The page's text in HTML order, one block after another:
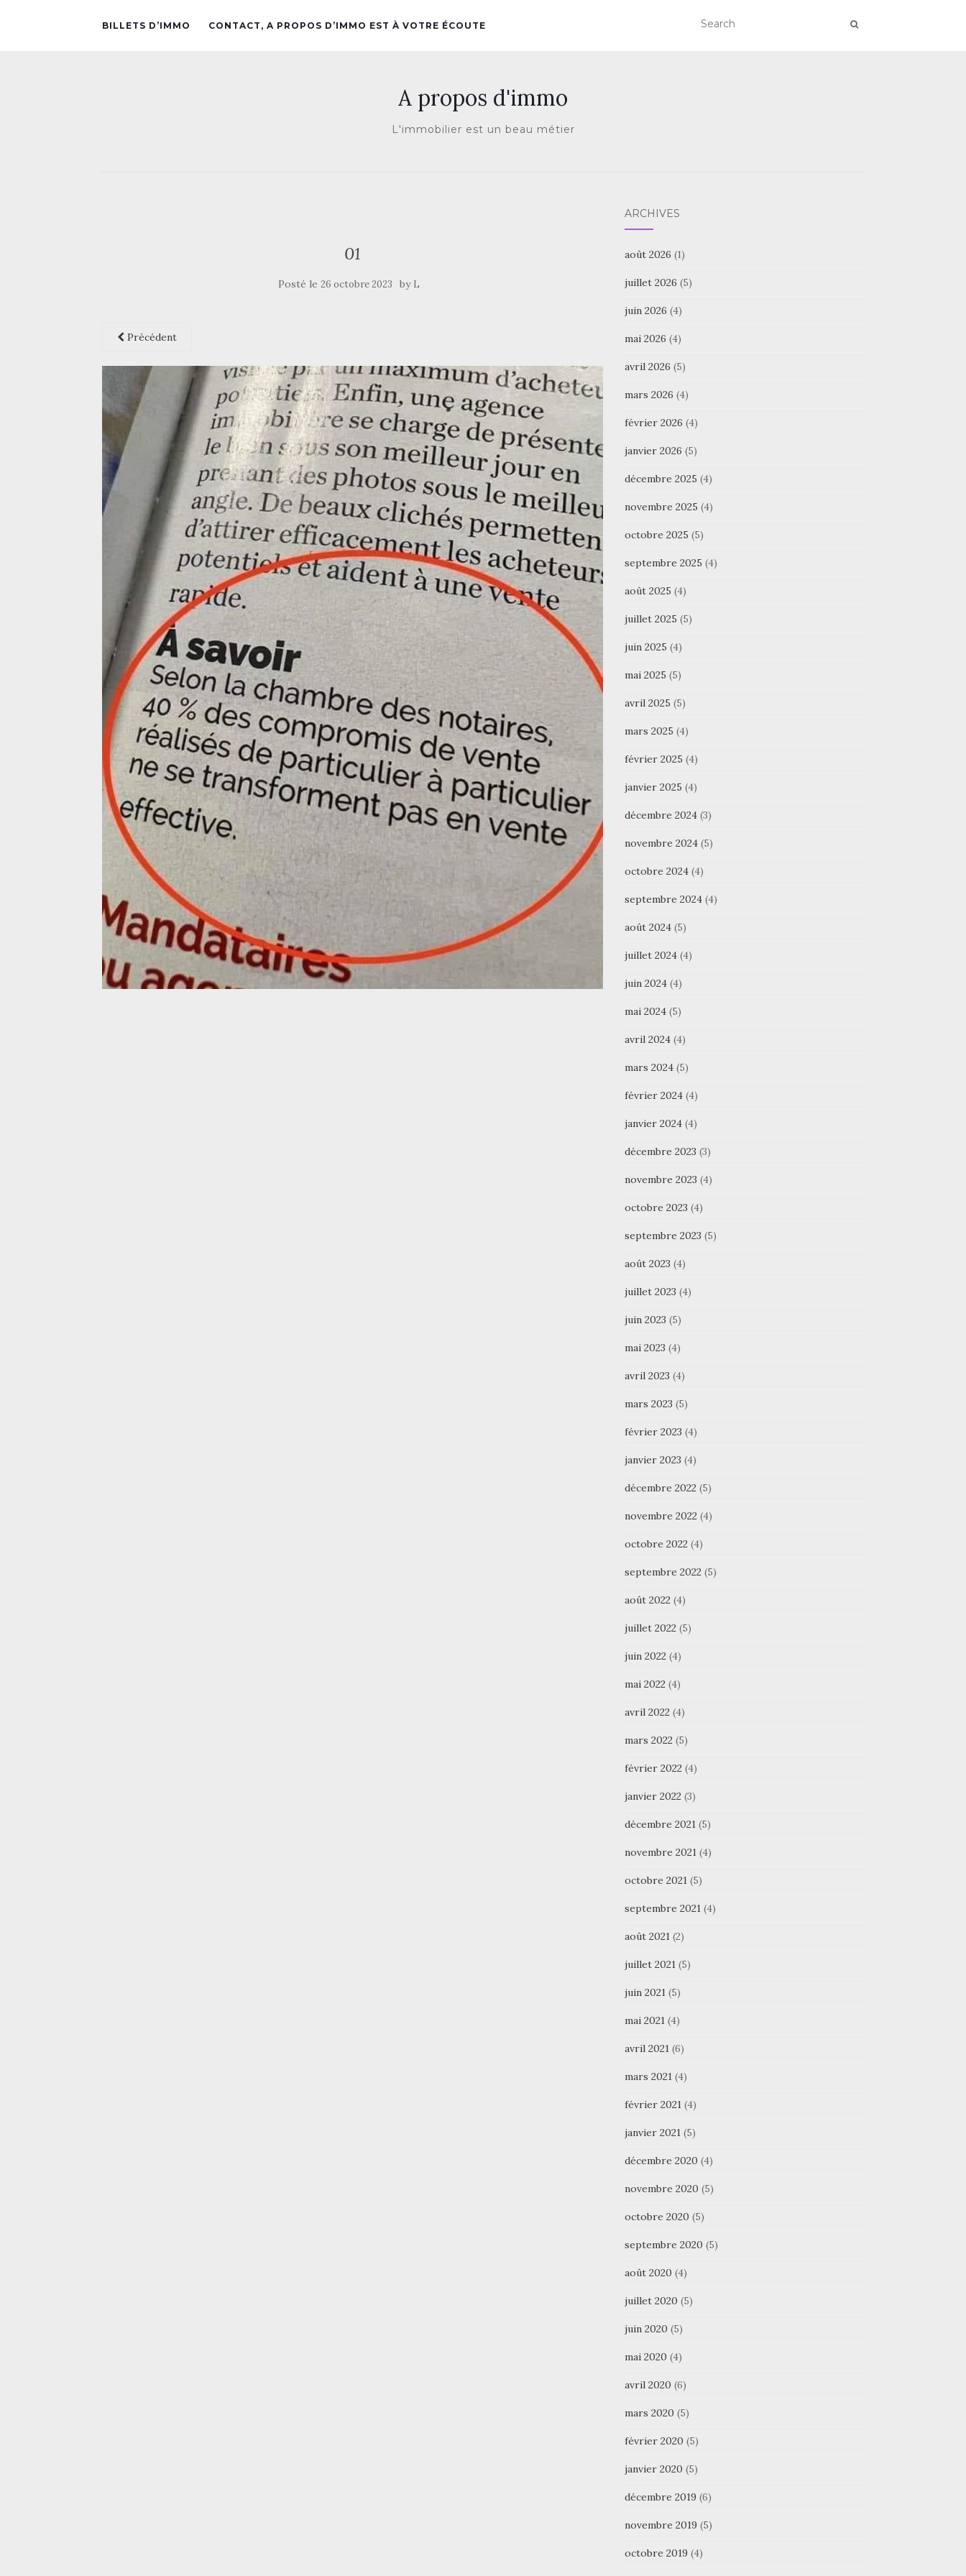
BILLETS D’IMMO CONTACT, A PROPOS D’IMMO EST À VOTRE ÉCOUTE
A propos d'immo
L'immobilier est un beau métier
01
Posté le 26 octobre 2023 by L
Précédent
ARCHIVES
août 2026 (1)
juillet 2026 (5)
juin 2026 (4)
mai 2026 (4)
avril 2026 (5)
mars 2026 (4)
février 2026 (4)
janvier 2026 (5)
décembre 2025 (4)
novembre 2025 (4)
octobre 2025 (5)
septembre 2025 (4)
août 2025 (4)
juillet 2025 (5)
juin 2025 (4)
mai 2025 (5)
avril 2025 (5)
mars 2025 (4)
février 2025 (4)
janvier 2025 (4)
décembre 2024(3)
novembre 2024(5)
octobre 2024(4)
septembre 2024(4)
août 2024(5)
juillet 2024(4)
juin 2024(4)
mai 2024(5)
avril 2024(4)
mars 2024(5)
février 2024(4)
janvier 2024(4)
décembre 2023 (3)
novembre 2023 (4)
octobre 2023 (4)
septembre 2023 (5)
août 2023 (4)
juillet 2023 (4)
juin 2023 (5)
mai 2023 (4)
avril 2023 (4)
mars 2023 (5)
février 2023 (4)
janvier 2023 (4)
décembre 2022 (5)
novembre 2022 (4)
octobre 2022 (4)
septembre 2022 (5)
août 2022 (4)
juillet 2022 (5)
juin 2022 (4)
mai 2022 (4)
avril 2022 (4)
mars 2022 (5)
février 2022 (4)
janvier 2022 (3)
décembre 2021(5)
novembre 2021(4)
octobre 2021(5)
septembre 2021(4)
août 2021(2)
juillet 2021(5)
juin 2021(5)
mai 2021(4)
avril 2021(6)
mars 2021(4)
février 2021(4)
janvier 2021(5)
décembre 2020 (4)
novembre 2020 (5)
octobre 2020 (5)
septembre 2020 (5)
août 2020 (4)
juillet 2020 (5)
juin 2020 (5)
mai 2020 (4)
avril 2020 (6)
mars 2020 (5)
février 2020 (5)
janvier 2020 (5)
décembre 2019 (6)
novembre 2019 (5)
octobre 2019 (4)